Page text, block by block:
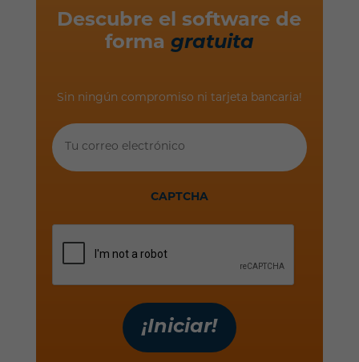
Descubre el software de
forma gratuita
Sin ningún compromiso ni tarjeta bancaria!
correo
CAPTCHA